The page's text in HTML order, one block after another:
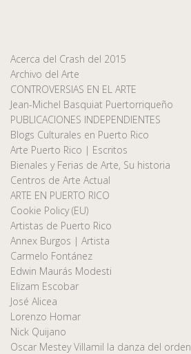
Acerca del Crash del 2015
Archivo del Arte
CONTROVERSIAS EN EL ARTE
Jean-Michel Basquiat Puertorriqueño
PUBLICACIONES INDEPENDIENTES
Blogs Culturales en Puerto Rico
Arte Puerto Rico | Escritos
Bienales y Ferias de Arte, Su historia
Centros de Arte Actual
ARTE EN PUERTO RICO
Cookie Policy (EU)
Artistas de Puerto Rico
Annex Burgos | Artista
Carmelo Fontánez
Edwin Maurás Modesti
Elizam Escobar
José Alicea
Lorenzo Homar
Nick Quijano
Oscar Mestey Villamil la danza del orden